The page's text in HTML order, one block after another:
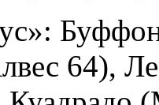
64),